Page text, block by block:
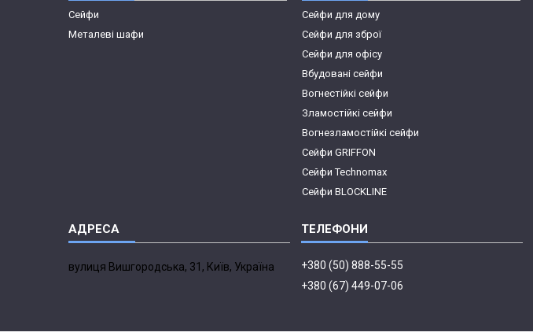
Сейфи
Металеві шафи
Сейфи для дому
Сейфи для зброї
Сейфи для офісу
Вбудовані сейфи
Вогнестійкі сейфи
Зламостійкі сейфи
Вогнезламостійкі сейфи
Сейфи GRIFFON
Сейфи Technomax
Сейфи BLOCKLINE
вулиця Вишгородська, 31, Київ, Україна
+380 (50) 888-55-55
+380 (67) 449-07-06